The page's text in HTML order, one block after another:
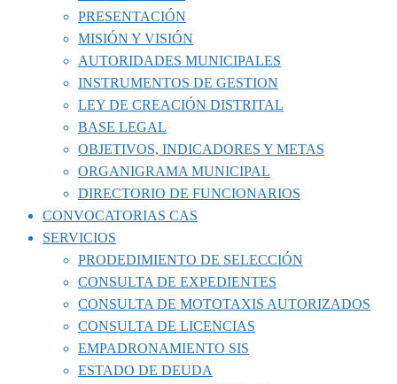
PRESENTACIÓN
MISIÓN Y VISIÓN
AUTORIDADES MUNICIPALES
INSTRUMENTOS DE GESTION
LEY DE CREACIÓN DISTRITAL
BASE LEGAL
OBJETIVOS, INDICADORES Y METAS
ORGANIGRAMA MUNICIPAL
DIRECTORIO DE FUNCIONARIOS
CONVOCATORIAS CAS
SERVICIOS
PRODEDIMIENTO DE SELECCIÓN
CONSULTA DE EXPEDIENTES
CONSULTA DE MOTOTAXIS AUTORIZADOS
CONSULTA DE LICENCIAS
EMPADRONAMIENTO SIS
ESTADO DE DEUDA